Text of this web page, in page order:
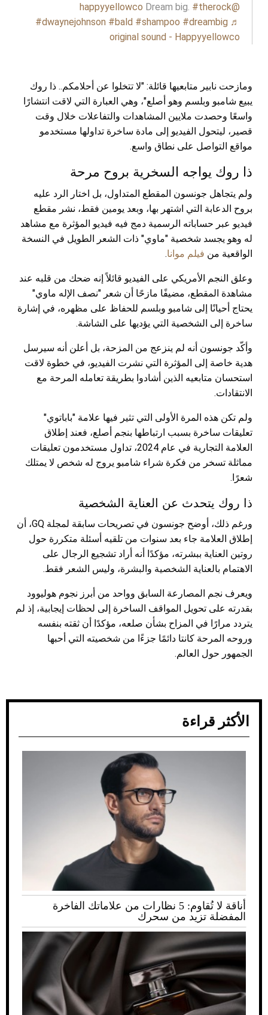
@happyyellowco
Dream big. #therock
#dwaynejohnson #bald #shampoo #dreambig ♬
original sound - Happyyellowco
ومازحت نابير متابعيها قائلة: "لا تتخلوا عن أحلامكم.. ذا روك
يبيع شامبو وبلسم وهو أصلع"، وهي العبارة التي لاقت انتشارًا
واسعًا وحصدت ملايين المشاهدات والتفاعلات خلال وقت
قصير، ليتحول الفيديو إلى مادة ساخرة تداولها مستخدمو
مواقع التواصل على نطاق واسع.
ذا روك يواجه السخرية بروح مرحة
ولم يتجاهل جونسون المقطع المتداول، بل اختار الرد عليه
بروح الدعابة التي اشتهر بها، وبعد يومين فقط، نشر مقطع
فيديو عبر حساباته الرسمية دمج فيه فيديو المؤثرة مع مشاهد
له وهو يجسد شخصية "ماوي" ذات الشعر الطويل في النسخة
الواقعية من فيلم موانا.
وعلق النجم الأمريكي على الفيديو قائلاً إنه ضحك من قلبه عند
مشاهدة المقطع، مضيفًا مازحًا أن شعر "نصف الإله ماوي"
يحتاج أحيانًا إلى شامبو وبلسم للحفاظ على مظهره، في إشارة
ساخرة إلى الشخصية التي يؤديها على الشاشة.
وأكّد جونسون أنه لم ينزعج من المزحة، بل أعلن أنه سيرسل
هدية خاصة إلى المؤثرة التي نشرت الفيديو، في خطوة لاقت
استحسان متابعيه الذين أشادوا بطريقة تعامله المرحة مع
الانتقادات.
ولم تكن هذه المرة الأولى التي تثير فيها علامة "باباتوي"
تعليقات ساخرة بسبب ارتباطها بنجم أصلع، فعند إطلاق
العلامة التجارية في عام 2024، تداول مستخدمون تعليقات
مماثلة تسخر من فكرة شراء شامبو يروج له شخص لا يمتلك
شعرًا.
ذا روك يتحدث عن العناية الشخصية
ورغم ذلك، أوضح جونسون في تصريحات سابقة لمجلة GQ، أن
إطلاق العلامة جاء بعد سنوات من تلقيه أسئلة متكررة حول
روتين العناية ببشرته، مؤكدًا أنه أراد تشجيع الرجال على
الاهتمام بالعناية الشخصية والبشرة، وليس الشعر فقط.
ويعرف نجم المصارعة السابق وواحد من أبرز نجوم هوليوود
بقدرته على تحويل المواقف الساخرة إلى لحظات إيجابية، إذ لم
يتردد مرارًا في المزاح بشأن صلعه، مؤكدًا أن ثقته بنفسه
وروحه المرحة كانتا دائمًا جزءًا من شخصيته التي أحبها
الجمهور حول العالم.
الأكثر قراءة
أناقة لا تُقاوم: 5 نظارات من علاماتك الفاخرة
المفضلة تزيد من سحرك